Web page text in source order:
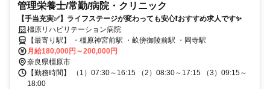
管理栄養士/常勤/病院・クリニック
【手当充実✅️】ライフステージが変わっても安心❗️おすすめ求人です✨
橿原リハビリテーション病院
【最寄り駅】 ・橿原神宮前駅 ・畝傍御陵前駅 ・岡寺駅
月給180,000円～200,000円
奈良県橿原市
【勤務時間】 （1）07:30～16:15 （2）08:30～17:15 （3）09:15～
18:00